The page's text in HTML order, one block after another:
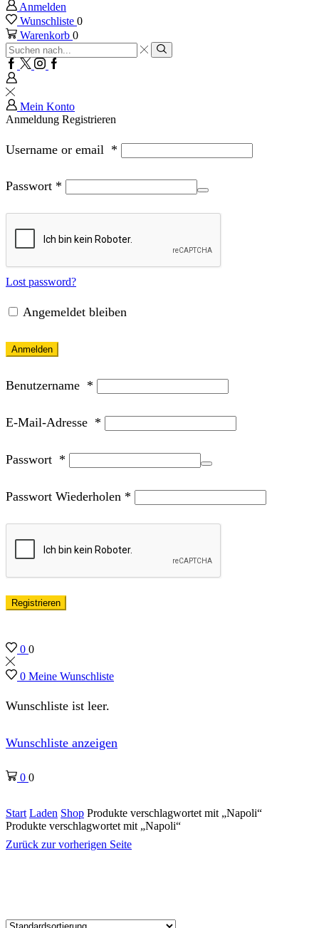
Anmelden
Wunschliste 0
Warenkorb 0
Sucheingabe
Suche
Facebook
TwitterInstagram
Google
Mein Konto
Anmeldung Registrieren
Username or email *
Passwort *
Lost password?
Angemeldet bleiben
Anmelden
Benutzername *
E-Mail-Adresse *
Passwort *
Passwort Wiederholen *
Registrieren
0 0
0 Meine Wunschliste
Wunschliste ist leer.
Wunschliste anzeigen
0 0
Start Laden Shop Produkte verschlagwortet mit „Napoli“
Produkte verschlagwortet mit „Napoli“
Zurück zur vorherigen Seite